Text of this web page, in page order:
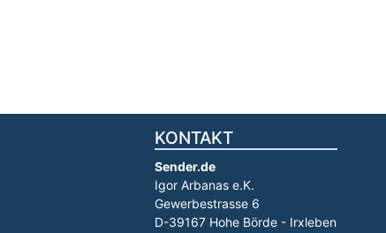
KONTAKT
Sender.de
Igor Arbanas e.K.
Gewerbestrasse 6
D-39167 Hohe Börde - Irxleben